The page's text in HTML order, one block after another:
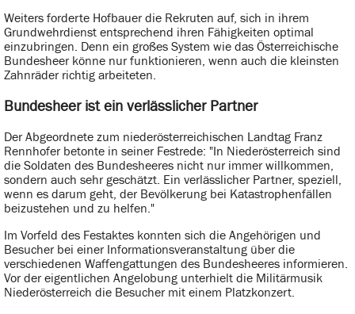
Weiters forderte Hofbauer die Rekruten auf, sich in ihrem
Grundwehrdienst entsprechend ihren Fähigkeiten optimal
einzubringen. Denn ein großes System wie das Österreichische
Bundesheer könne nur funktionieren, wenn auch die kleinsten
Zahnräder richtig arbeiteten.
Bundesheer ist ein verlässlicher Partner
Der Abgeordnete zum niederösterreichischen Landtag Franz
Rennhofer betonte in seiner Festrede: "In Niederösterreich sind
die Soldaten des Bundesheeres nicht nur immer willkommen,
sondern auch sehr geschätzt. Ein verlässlicher Partner, speziell,
wenn es darum geht, der Bevölkerung bei Katastrophenfällen
beizustehen und zu helfen."
Im Vorfeld des Festaktes konnten sich die Angehörigen und
Besucher bei einer Informationsveranstaltung über die
verschiedenen Waffengattungen des Bundesheeres informieren.
Vor der eigentlichen Angelobung unterhielt die Militärmusik
Niederösterreich die Besucher mit einem Platzkonzert.